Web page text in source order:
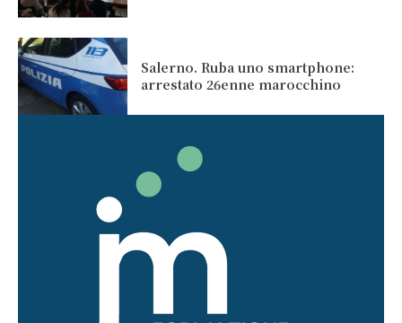
Salerno. Ruba uno smartphone:
arrestato 26enne marocchino